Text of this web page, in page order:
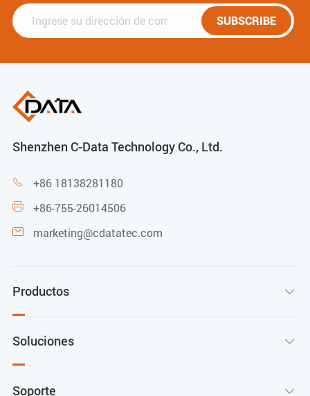
SUBSCRIBE
Shenzhen C-Data Technology Co., Ltd.
 +86 18138281180
 +86-755-26014506
 marketing@cdatatec.com
Productos 
Soluciones 
Soporte 